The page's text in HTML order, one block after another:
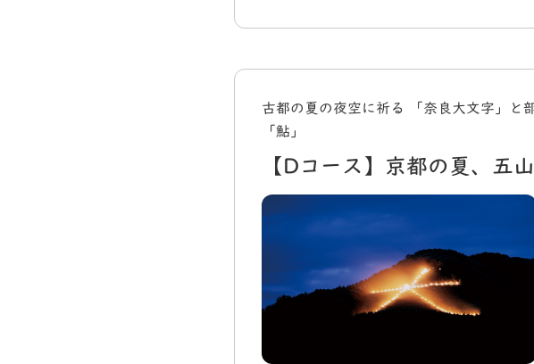
古都の夏の夜空に祈る 「奈良大文字」と
「鮎」
【Dコース】京都の夏、五